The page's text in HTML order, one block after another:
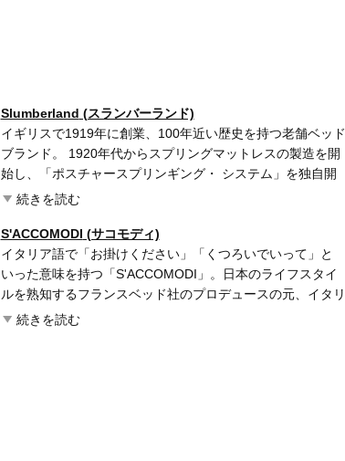
Slumberland (スランバーランド)
イギリスで1919年に創業、100年近い歴史を持つ老舗ベッド
ブランド。 1920年代からスプリングマットレスの製造を開
始し、「ポスチャースプリンギング・ システム」を独自開
発。1940年代には「英国王室御用達」の証である「Royal
伝える正統ベッドブランドとして世界中にその名が知られて
いる。 一流の機能性、通気性、寝心地、そして気品と格
式。プロダクトクオリティはまさにベッドの一級品で、ヨー
ロッパを中心に世界中の一流ホテルから指名を受ける。
Slumberlandのベッドがあれば、一流ホテルの極上の寝心地
続きを読む
S'ACCOMODI (サコモディ)
イタリア語で「お掛けください」「くつろいでいって」と
いった意味を持つ「S'ACCOMODI」。日本のライフスタイ
ルを熟知するフランスベッド社のプロデュースの元、イタリ
アの提携工場が素材の手配から生産、出荷に至るまでの全て
続きを読む